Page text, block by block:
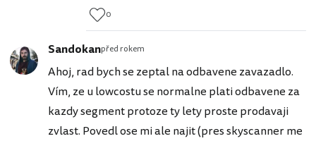
0
Sandokanpřed rokem
Ahoj, rad bych se zeptal na odbavene zavazadlo.
Vím, ze u lowcostu se normalne plati odbavene za
kazdy segment protoze ty lety proste prodavaji
zvlast. Povedl ose mi ale najit (pres skyscanner me